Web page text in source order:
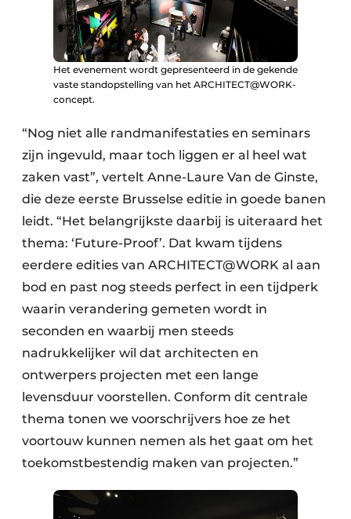
Het evenement wordt gepresenteerd in de gekende
vaste standopstelling van het ARCHITECT@WORK-
concept.
“Nog niet alle randmanifestaties en seminars
zijn ingevuld, maar toch liggen er al heel wat
zaken vast”, vertelt Anne-Laure Van de Ginste,
die deze eerste Brusselse editie in goede banen
leidt. “Het belangrijkste daarbij is uiteraard het
thema: ‘Future-Proof’. Dat kwam tijdens
eerdere edities van ARCHITECT@WORK al aan
bod en past nog steeds perfect in een tijdperk
waarin verandering gemeten wordt in
seconden en waarbij men steeds
nadrukkelijker wil dat architecten en
ontwerpers projecten met een lange
levensduur voorstellen. Conform dit centrale
thema tonen we voorschrijvers hoe ze het
voortouw kunnen nemen als het gaat om het
toekomstbestendig maken van projecten.”